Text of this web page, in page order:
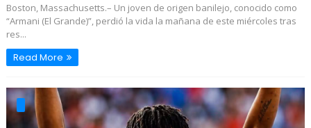
Boston, Massachusetts.– Un joven de origen banilejo, conocido como
“Armani (El Grande)”, perdió la vida la mañana de este miércoles tras
res...
Read More